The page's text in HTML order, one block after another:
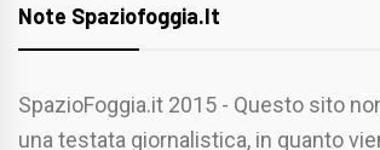
Note Spaziofoggia.it
SpazioFoggia.it 2015 - Questo sito
una testata giornalistica, in quanto